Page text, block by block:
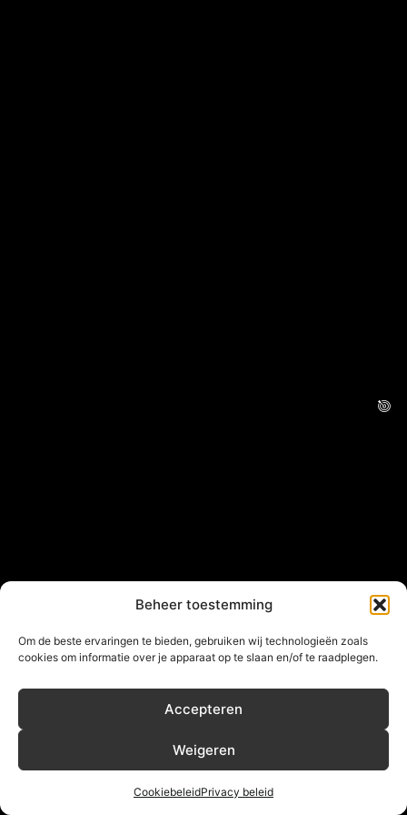
Beheer toestemming
Om de beste ervaringen te bieden, gebruiken wij technologieën zoals
cookies om informatie over je apparaat op te slaan en/of te raadplegen.
Accepteren
Weigeren
CookiebeleidPrivacy beleid